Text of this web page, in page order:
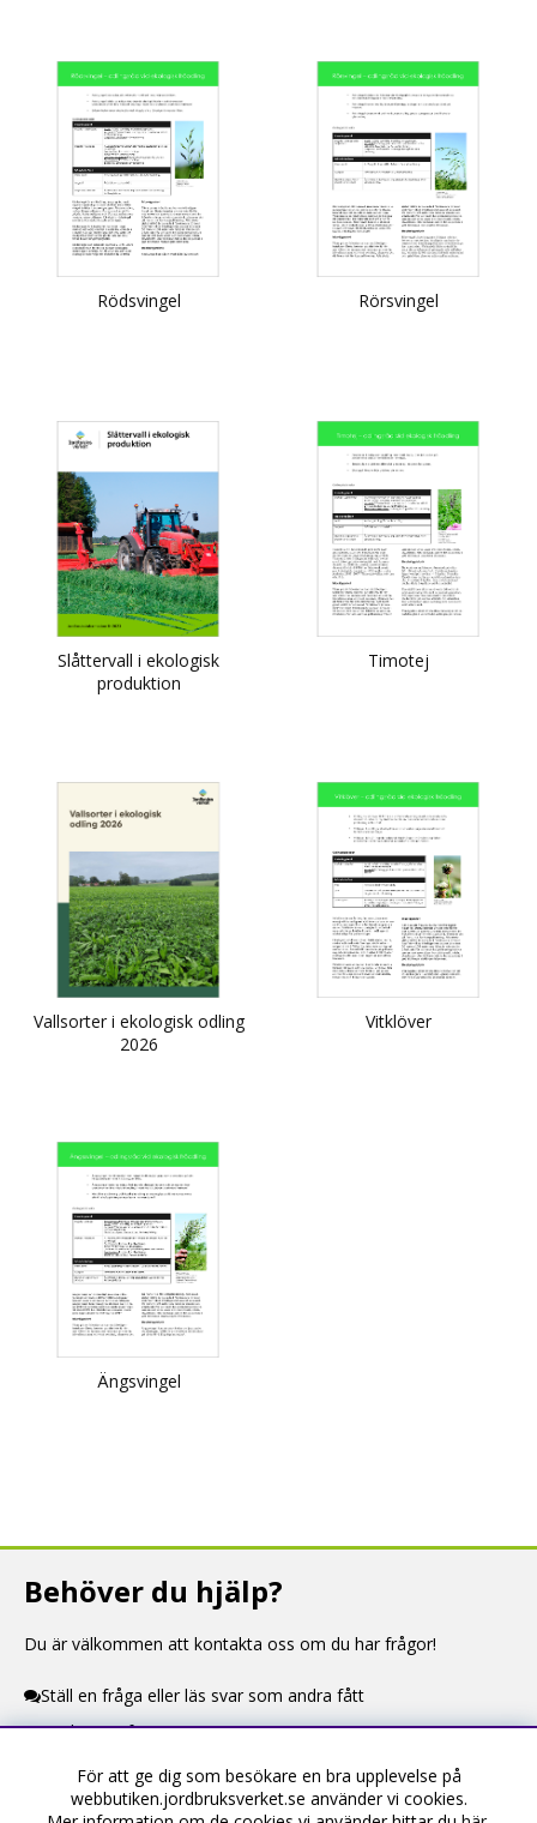
Rödsvingel Rörsvingel
Slåttervall i ekologisk
produktion
Timotej
Vallsorter i ekologisk odling
2026
Vitklöver
Ängsvingel
Behöver du hjälp?
Du är välkommen att kontakta oss om du har frågor!
Ställ en fråga eller läs svar som andra fått
Kontaktuppgifter
Information
För att ge dig som besökare en bra upplevelse på
webbutiken.jordbruksverket.se använder vi cookies.